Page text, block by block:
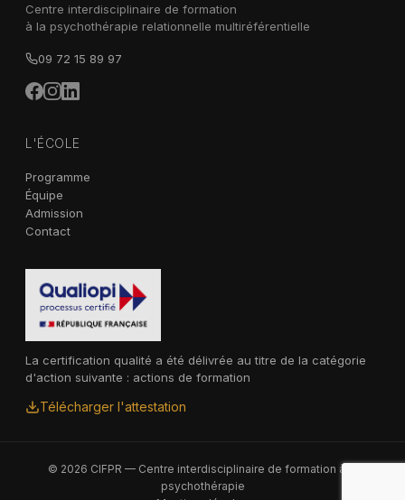
Centre interdisciplinaire de formation
à la psychothérapie relationnelle multiréférentielle
09 72 15 89 97
L'ÉCOLE
Programme
Équipe
Admission
Contact
La certification qualité a été délivrée au titre de la catégorie
d'action suivante : actions de formation
Télécharger l'attestation
© 2026 CIFPR — Centre interdisciplinaire de formation à la
psychothérapie